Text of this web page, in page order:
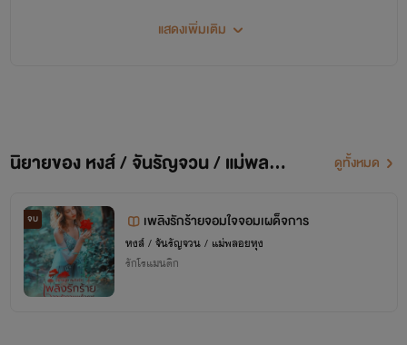
แสดงเพิ่มเติม
นิยายของ หงส์ / จันรัญจวน / แม่พลอยหุง ดูทั้งหมด
จบ เพลิงรักร้ายจอมใจจอมเผด็จการ
หงส์ / จันรัญจวน / แม่พลอยหุง
รักโรแมนติก